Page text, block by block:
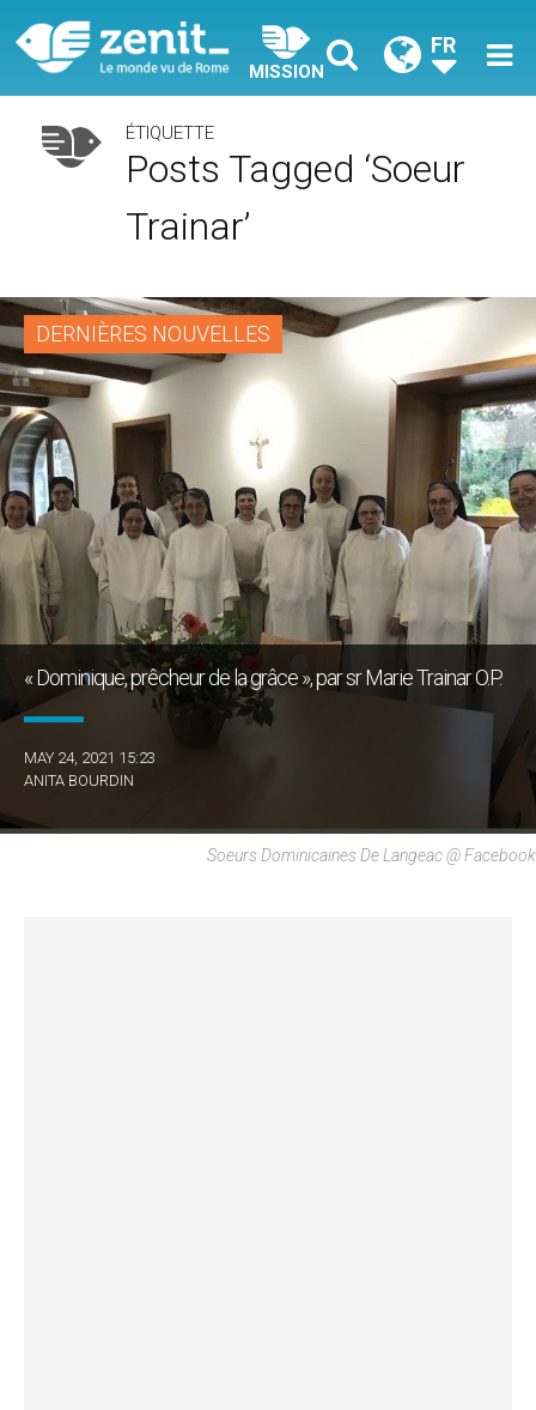
MISSION
FR
ÉTIQUETTE
Posts Tagged ‘soeur
Trainar’
DERNIÈRES NOUVELLES
« Dominique, prêcheur de la grâce », par sr Marie Trainar O.P.
MAY 24, 2021 15:23
ANITA BOURDIN
Soeurs Dominicaines De Langeac @ Facebook